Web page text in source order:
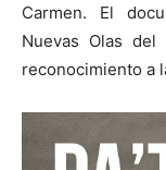
Carmen. El
Nuevas Olas
reconocimiento a